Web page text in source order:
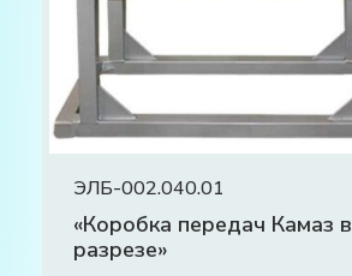
ЭЛБ-002.040.01
«Коробка передач Камаз в
разрезе»